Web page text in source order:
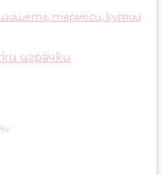
термоси, кутии
играчки